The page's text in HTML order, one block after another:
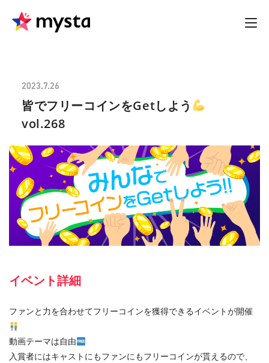
2023.7.26
皆でフリーコインをGetしよう
vol.268
イベント詳細
ファンと力を合わせてフリーコインを獲得できるイベントが開催
動画テーマは自由
入賞者にはキャストにもファンにもフリーコインが貰えるので、